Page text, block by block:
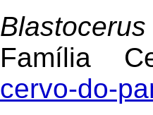
Família
cervo-do-